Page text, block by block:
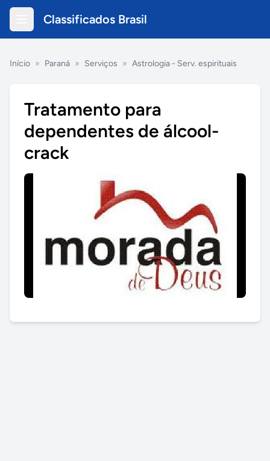
Classificados Brasil
Início » Paraná » Serviços » Astrologia - Serv. espirituais
Tratamento para
dependentes de álcool-
crack